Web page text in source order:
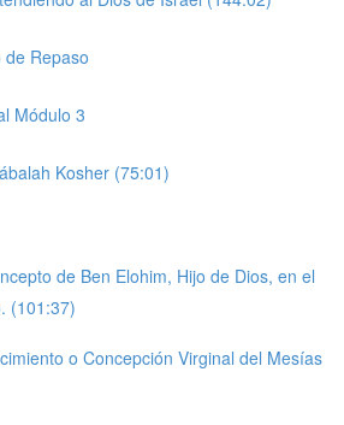
Repaso
Módulo 3
Kosher (75:01)
de Ben Elohim, Hijo de Dios, en el
(101:37)
o Concepción Virginal del Mesías